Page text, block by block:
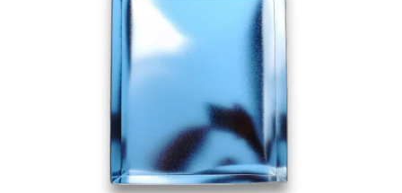
ZDRAVÉ PEČENÍ
DÁRKOVÉ POUKAZY